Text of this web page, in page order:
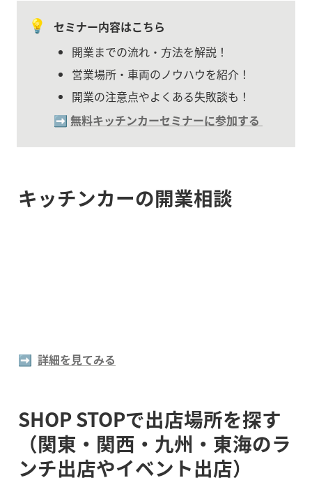
💡
セミナー内容はこちら
開業までの流れ・方法を解説！
営業場所・車両のノウハウを紹介！
開業の注意点やよくある失敗談も！
➡️ 無料キッチンカーセミナーに参加する
キッチンカーの開業相談
➡️ 詳細を見てみる
SHOP STOPで出店場所を探す
（関東・関西・九州・東海のラ
ンチ出店やイベント出店）